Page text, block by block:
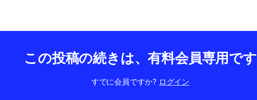
この投稿の続きは、有料会員専用です
すでに会員ですか? ログイン